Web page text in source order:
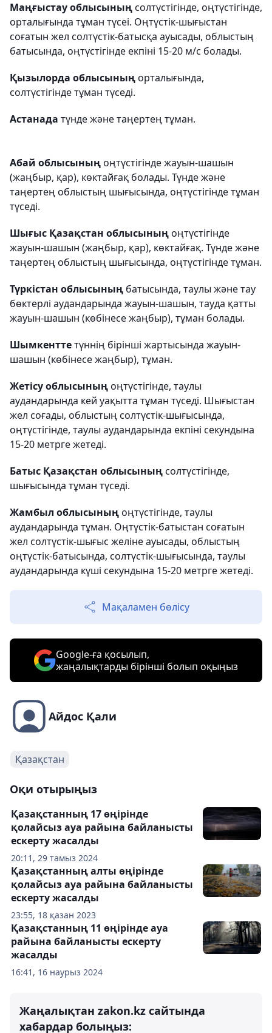
Маңғыстау облысыныңсолтүстігінде, оңтүстігінде,
орталығында тұман түсеі. Оңтүстік-шығыстан
соғатын жел солтүстік-батысқа ауысады, облыстың
батысында, оңтүстігінде екпіні 15-20 м/с болады.
Қызылорда облысыныңорталығында,
солтүстігінде тұман түседі.
Астанада түнде және таңертең тұман.
Абай облысыныңоңтүстігінде жауын-шашын
(жаңбыр, қар), көктайғақ болады. Түнде және
таңертең облыстың шығысында, оңтүстігінде тұман
түседі.
Шығыс Қазақстан облысыныңоңтүстігінде
жауын-шашын (жаңбыр, қар), көктайғақ. Түнде және
таңертең облыстың шығысында, оңтүстігінде тұман.
Түркістан облысының батысында, таулы және тау
бөктерлі аудандарында жауын-шашын, тауда қатты
жауын-шашын (көбінесе жаңбыр), тұман болады.
Шымкенттетүннің бірінші жартысында жауын-
шашын (көбінесе жаңбыр), тұман.
Жетісу облысыныңоңтүстігінде, таулы
аудандарында кей уақытта тұман түседі. Шығыстан
жел соғады, облыстың солтүстік-шығысында,
оңтүстігінде, таулы аудандарында екпіні секундына
15-20 метрге жетеді.
Батыс Қазақстан облысыныңсолтүстігінде,
шығысында тұман түседі.
Жамбыл облысыныңоңтүстігінде, таулы
аудандарында тұман. Оңтүстік-батыстан соғатын
жел солтүстік-шығыс желіне ауысады, облыстың
оңтүстік-батысында, солтүстік-шығысында, таулы
аудандарында күші секундына 15-20 метрге жетеді.
Мақаламен бөлісу
Google-ға қосылып,
жаңалықтарды бірінші болып оқыңыз
Айдос Қали
Қазақстан
Оқи отырыңыз
20:11, 29 тамыз 2024
Қазақстанның 17 өңірінде
қолайсыз ауа райына байланысты
ескерту жасалды
23:55, 18 қазан 2023
Қазақстанның алты өңірінде
қолайсыз ауа райына байланысты
ескерту жасалды
16:41, 16 наурыз 2024
Қазақстанның 11 өңірінде ауа
райына байланысты ескерту
жасалды
Жаңалықтан zakon.kz сайтында
хабардар болыңыз: